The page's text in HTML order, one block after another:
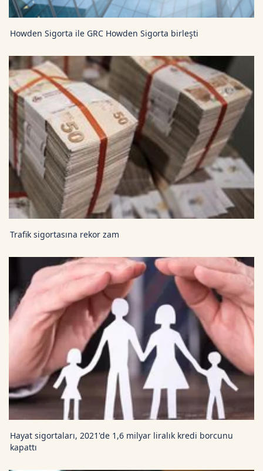
Howden Sigorta ile GRC Howden Sigorta birleşti
Trafik sigortasına rekor zam
Hayat sigortaları, 2021'de 1,6 milyar liralık kredi borcunu
kapattı